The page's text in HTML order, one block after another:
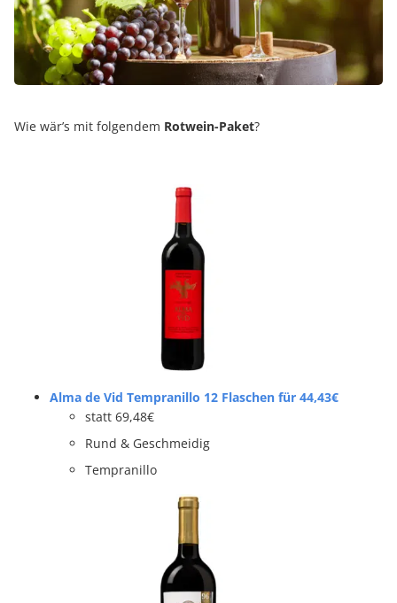
Wie wär’s mit folgendem Rotwein-Paket?
Alma de Vid Tempranillo 12 Flaschen für 44,43€
statt 69,48€
Rund & Geschmeidig
Tempranillo